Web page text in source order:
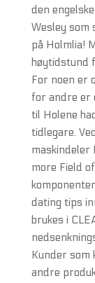
den
Wesley som
på Holmlia!
høytidstund
For noen er
for andre er
til Holene
tidlegare.
maskindeler
more Field
dating tips
brukes i
Kunder som
andre